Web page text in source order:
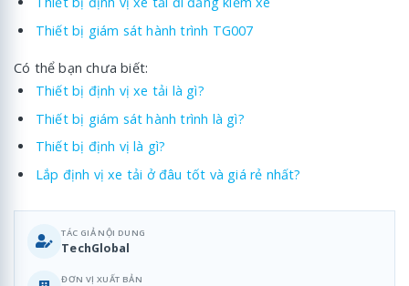
Thiết bị giám sát hành trình TG007
Có thể bạn chưa biết:
Thiết bị định vị xe tải là gì?
Thiết bị giám sát hành trình là gì?
Thiết bị định vị là gì?
Lắp định vị xe tải ở đâu tốt và giá rẻ nhất?
TÁC GIẢ NỘI DUNG
TechGlobal
ĐƠN VỊ XUẤT BẢN